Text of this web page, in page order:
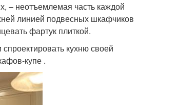
– неотъемлемая часть каждой
линией подвесных шкафчиков
фартук плиткой.
кухню своей
купе .